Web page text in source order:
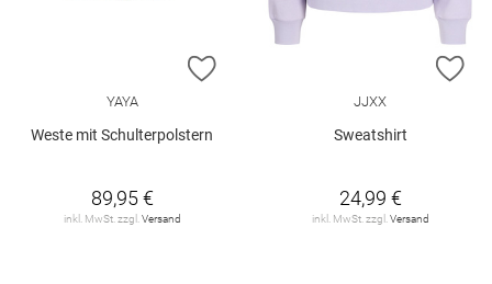
ZUR WUNSCHLISTE HINZUFÜGEN
YAYA
Weste mit Schulterpolstern
89,95 €
inkl. MwSt. zzgl. Versand
JJXX
Sweatshirt
24,99 €
inkl. MwSt. zzgl. Versand